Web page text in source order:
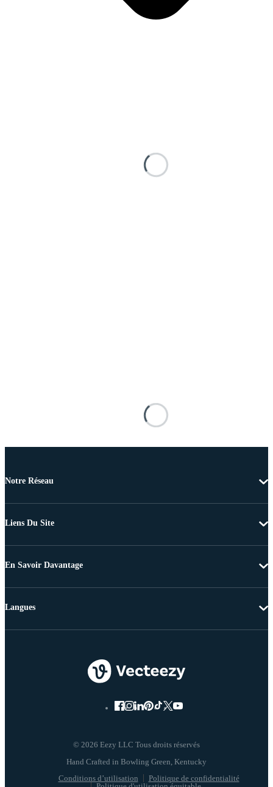
Notre Réseau
Liens Du Site
En Savoir Davantage
© 2026 Eezy LLC Tous droits réservés
Conditions d’utilisation
Politique de confidentialité
Langues